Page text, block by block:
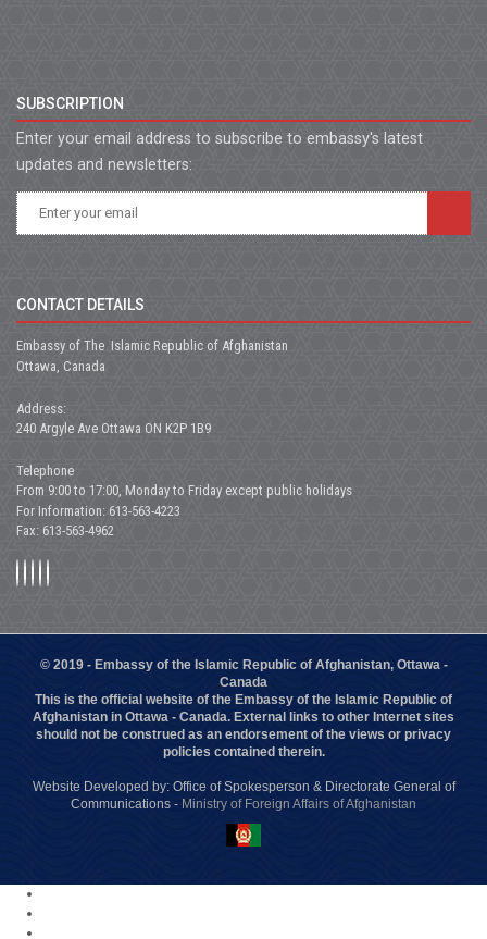
SUBSCRIPTION
Enter your email address to subscribe to embassy's latest
updates and newsletters:
CONTACT DETAILS
Embassy of The Islamic Republic of Afghanistan
Ottawa, Canada
Address:
240 Argyle Ave Ottawa ON K2P 1B9
Telephone
From 9:00 to 17:00, Monday to Friday except public holidays
For Information: 613-563-4223
Fax: 613-563-4962
© 2019 - Embassy of the Islamic Republic of Afghanistan, Ottawa -
Canada
This is the official website of the Embassy of the Islamic Republic of
Afghanistan in Ottawa - Canada. External links to other Internet sites
should not be construed as an endorsement of the views or privacy
policies contained therein.
Website Developed by: Office of Spokesperson & Directorate General of
Communications - Ministry of Foreign Affairs of Afghanistan